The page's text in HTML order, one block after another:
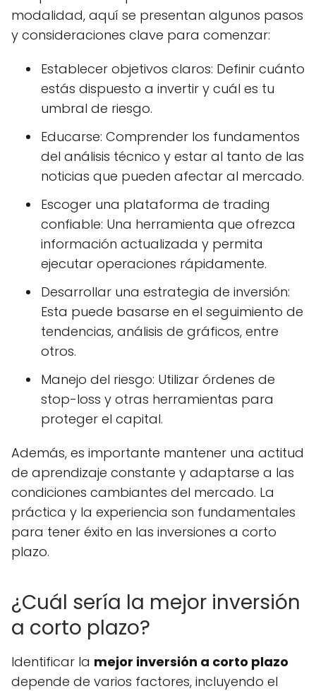
modalidad, aquí se presentan algunos pasos
y consideraciones clave para comenzar:
Establecer objetivos claros: Definir cuánto
estás dispuesto a invertir y cuál es tu
umbral de riesgo.
Educarse: Comprender los fundamentos
del análisis técnico y estar al tanto de las
noticias que pueden afectar al mercado.
Escoger una plataforma de trading
confiable: Una herramienta que ofrezca
información actualizada y permita
ejecutar operaciones rápidamente.
Desarrollar una estrategia de inversión:
Esta puede basarse en el seguimiento de
tendencias, análisis de gráficos, entre
otros.
Manejo del riesgo: Utilizar órdenes de
stop-loss y otras herramientas para
proteger el capital.
Además, es importante mantener una actitud
de aprendizaje constante y adaptarse a las
condiciones cambiantes del mercado. La
práctica y la experiencia son fundamentales
para tener éxito en las inversiones a corto
plazo.
¿Cuál sería la mejor inversión
a corto plazo?
Identificar la mejor inversión a corto plazo
depende de varios factores, incluyendo el